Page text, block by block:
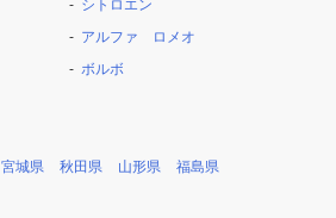
シトロエン
アルファ ロメオ
ボルボ
宮城県 秋田県 山形県 福島県